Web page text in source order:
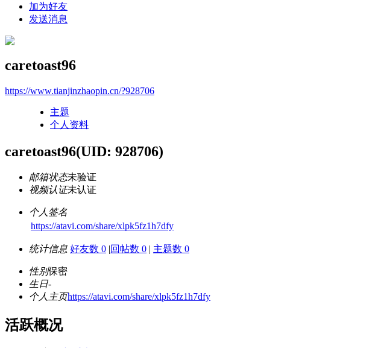
加为好友
发送消息
caretoast96
https://www.tianjinzhaopin.cn/?928706
主题
个人资料
caretoast96(UID: 928706)
邮箱状态未验证
视频认证未认证
个人签名
https://atavi.com/share/xlpk5fz1h7dfy
统计信息 好友数 0 |回帖数 0 | 主题数 0
性别保密
生日-
个人主页https://atavi.com/share/xlpk5fz1h7dfy
活跃概况